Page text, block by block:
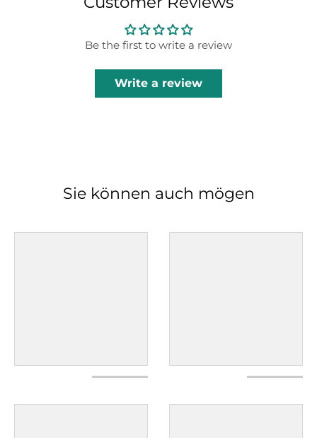
Be the first to write a review
Write a review
Sie können auch mögen